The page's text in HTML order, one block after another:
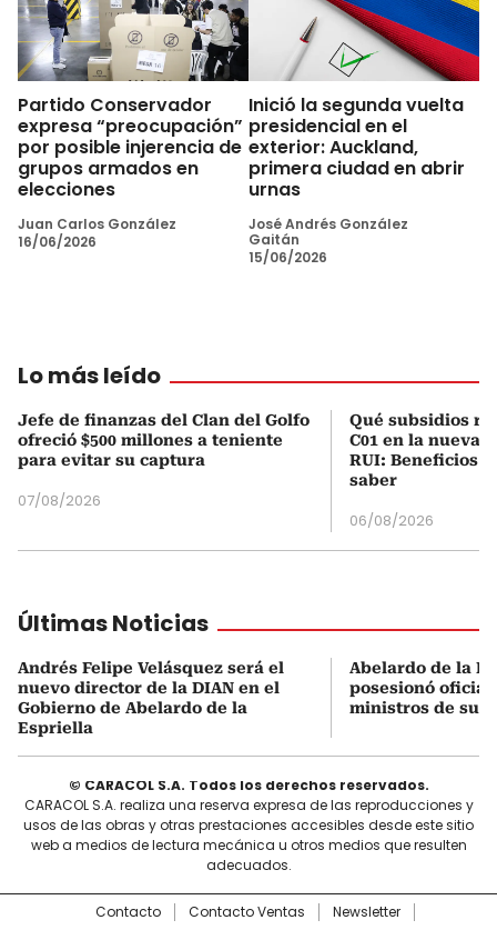
Partido Conservador
expresa “preocupación”
por posible injerencia de
grupos armados en
elecciones
Juan Carlos González
16/06/2026
Inició la segunda vuelta
presidencial en el
exterior: Auckland,
primera ciudad en abrir
urnas
José Andrés González
Gaitán
15/06/2026
Lo más leído
Jefe de finanzas del Clan del Golfo
ofreció $500 millones a teniente
para evitar su captura
07/08/2026
Qué subsidios
C01 en la nueva
RUI: Beneficios
saber
06/08/2026
Últimas Noticias
Andrés Felipe Velásquez será el
nuevo director de la DIAN en el
Gobierno de Abelardo de la
Espriella
Abelardo de la
posesionó
ministros de su
© CARACOL S.A. Todos los derechos reservados.
CARACOL S.A. realiza una reserva expresa de las reproducciones y
usos de las obras y otras prestaciones accesibles desde este sitio
web a medios de lectura mecánica u otros medios que resulten
adecuados.
Contacto Contacto Ventas
Newsletter